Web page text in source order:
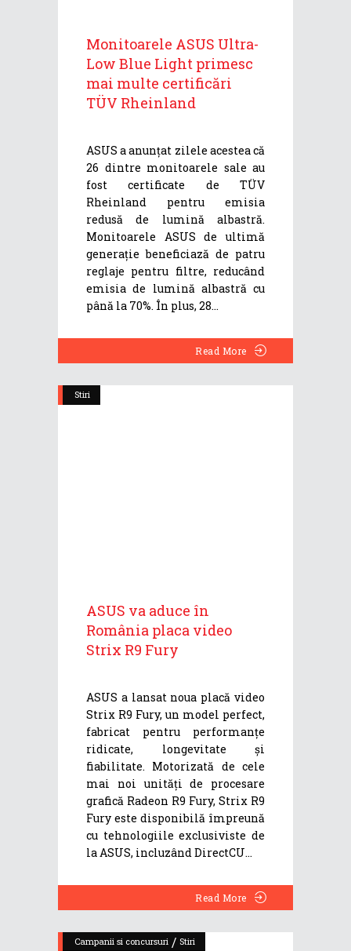
Monitoarele ASUS Ultra-
Low Blue Light primesc
mai multe certificări
TÜV Rheinland
ASUS a anunțat zilele acestea că
26 dintre monitoarele sale au
fost certificate de TÜV
Rheinland pentru emisia
redusă de lumină albastră.
Monitoarele ASUS de ultimă
generație beneficiază de patru
reglaje pentru filtre, reducând
emisia de lumină albastră cu
până la 70%. În plus, 28
Read More
Stiri
ASUS va aduce în
România placa video
Strix R9 Fury
ASUS a lansat noua placă video
Strix R9 Fury, un model perfect,
fabricat pentru performanțe
ridicate, longevitate și
fiabilitate. Motorizată de cele
mai noi unități de procesare
grafică Radeon R9 Fury, Strix R9
Fury este disponibilă împreună
cu tehnologiile exclusiviste de
la ASUS, incluzând DirectCU
Read More
Campanii si concursuri / Stiri